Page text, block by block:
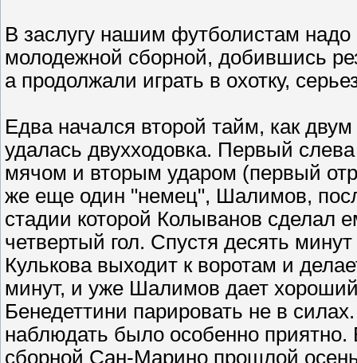
В заслугу нашим футболистам надо
молодежной сборной, добившись
а продолжали играть в охотку,
Едва начался второй тайм, как
удалась двухходовка. Первый
мячом и вторым ударом (первый
же еще один "немец", Шалимов,
стадии которой Колыванов сделал
четвертый гол. Спустя десять
Кулькова выходит к воротам и
минут, и уже Шалимов дает хороший
Бенедеттини парировать не в
наблюдать было особенно
сборной Сан-Марино прошлой